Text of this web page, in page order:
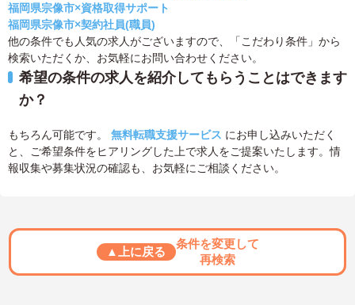
福岡県宗像市×資格取得サポート
福岡県宗像市×契約社員(職員)
他の条件でも人気の求人がございますので、「こだわり条件」から
検索いただくか、お気軽にお問い合わせください。
希望の条件の求人を紹介してもらうことはできます
か？
もちろん可能です。 無料転職支援サービス にお申し込みいただく
と、ご希望条件をヒアリングした上で求人をご提案いたします。情
報収集や募集状況の確認も、お気軽にご相談ください。
▲上に戻る
条件を変更して
再検索